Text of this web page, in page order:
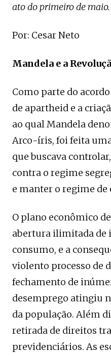
ato do primeiro de maio.
Por: Cesar Neto
Mandela e a
Como parte do
de apartheid e a
ao qual Mandela
Arco-íris, foi feita
que buscava
contra o regime
e manter o regime
O plano econômico
abertura ilimitada de
consumo, e a
violento processo de
fechamento de
desemprego atingiu
da população. Além
retirada de direitos
previdenciários. As